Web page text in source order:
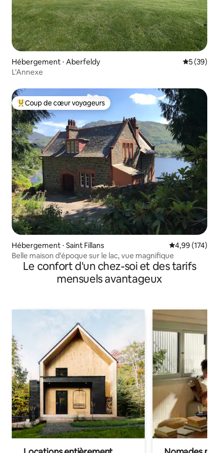
Hébergement ⋅ Aberfeldy
5 (39)
L'Annexe
Coups de cœur voyageurs les plus appréciés
Coup de cœur voyageurs
Hébergement ⋅ Saint Fillans Évaluation
4,99 (174)
Belle maison d'époque sur le lac, vue magnifique
Le confort d'un chez-soi et des tarifs
mensuels avantageux